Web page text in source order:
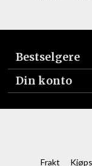
Bestselgere
Din konto
Frakt